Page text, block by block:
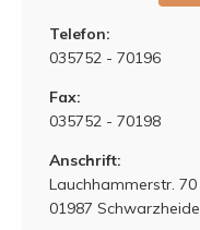
Telefon:
035752 - 70196
Fax:
035752 - 70198
Anschrift:
Lauchhammerstr. 70
01987 Schwarzheide